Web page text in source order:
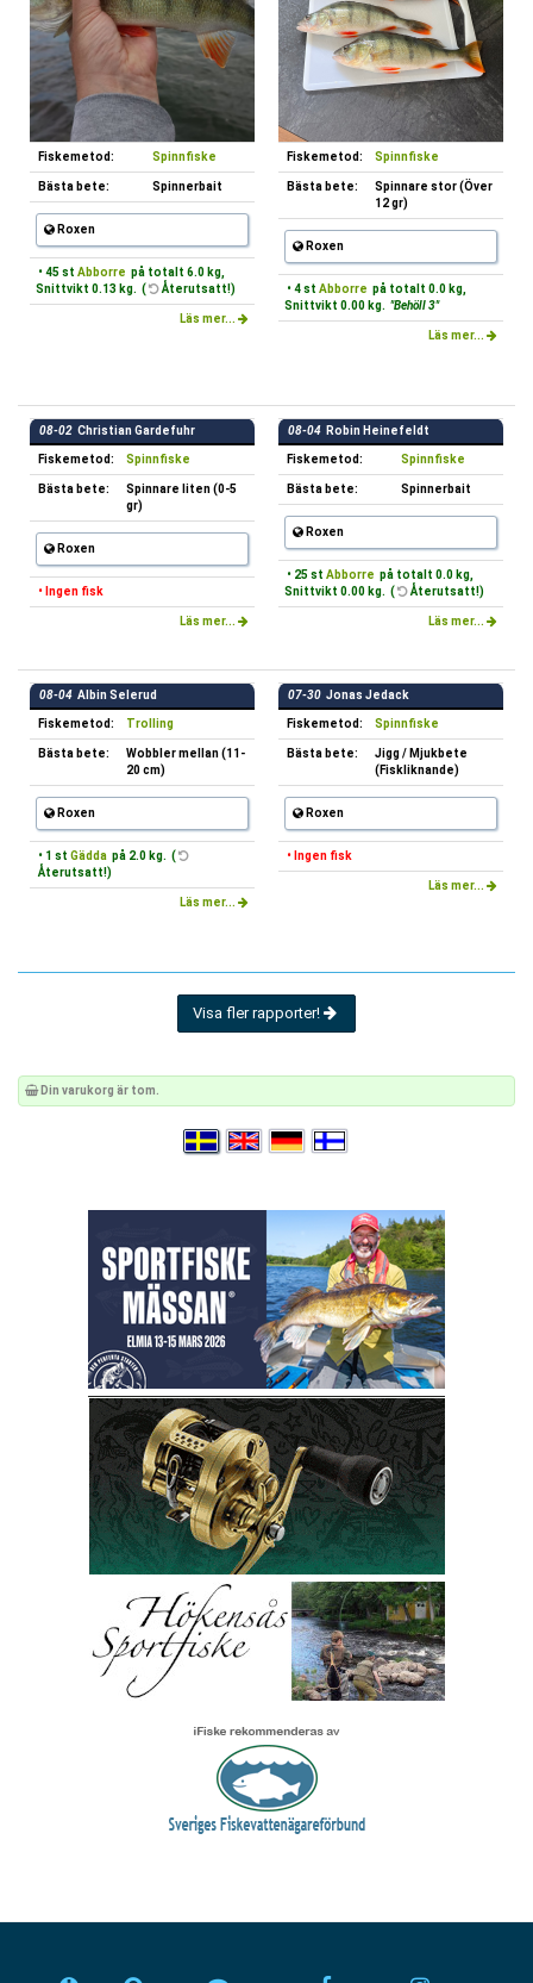
Fiskemetod: Spinnfiske
Bästa bete: Spinnerbait
Roxen
• 45 st Abborre på totalt 6.0 kg,
Snittvikt 0.13 kg. (
Återutsatt!)
Läs mer...
Fiskemetod: Spinnfiske
Bästa bete:
Spinnare stor (Över
12 gr)
Roxen
• 4 st Abborre på totalt 0.0 kg,
Snittvikt 0.00 kg. "Behöll 3"
Läs mer...
08-02 Christian Gardefuhr
Fiskemetod: Spinnfiske
Bästa bete:
Spinnare liten (0-5
gr)
Roxen
• Ingen fisk
Läs mer...
08-04 Robin Heinefeldt
Fiskemetod: Spinnfiske
Bästa bete: Spinnerbait
Roxen
• 25 st Abborre på totalt 0.0 kg,
Snittvikt 0.00 kg. (
Återutsatt!)
Läs mer...
08-04 Albin Selerud
Fiskemetod: Trolling
Bästa bete:
Wobbler mellan (11-
20 cm)
Roxen
• 1 st Gädda på 2.0 kg. (
Återutsatt!)
Läs mer...
07-30 Jonas Jedack
Fiskemetod: Spinnfiske
Bästa bete:
Jigg / Mjukbete
(Fiskliknande)
Roxen
• Ingen fisk
Läs mer...
Visa fler rapporter!
Din varukorg är tom.